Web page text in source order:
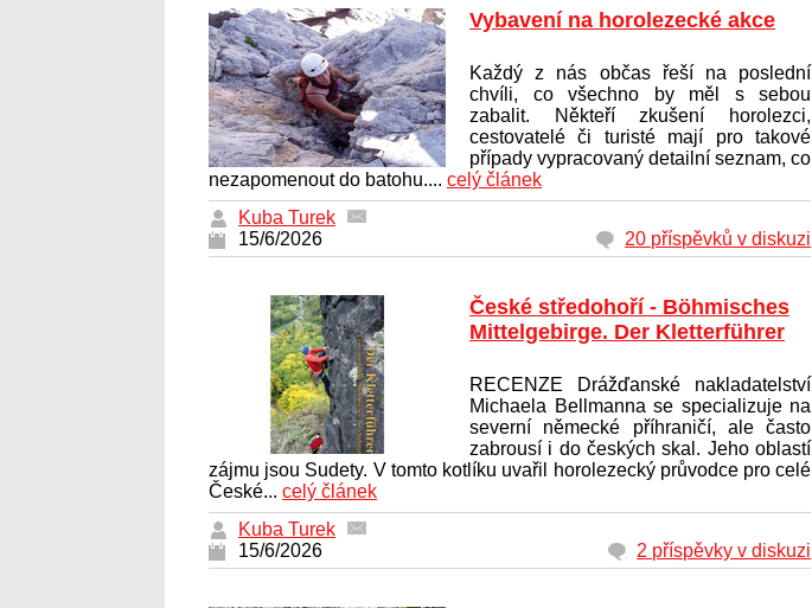
Vybavení na horolezecké akce
Každý z nás občas řeší na poslední
chvíli, co všechno by měl s sebou
zabalit. Někteří zkušení horolezci,
cestovatelé či turisté mají pro takové
případy vypracovaný detailní seznam, co
nezapomenout do batohu.... celý článek
Kuba Turek
15/6/2026
20 příspěvků v diskuzi
České středohoří - Böhmisches
Mittelgebirge. Der Kletterführer
RECENZE Drážďanské nakladatelství
Michaela Bellmanna se specializuje na
severní německé příhraničí, ale často
zabrousí i do českých skal. Jeho oblastí
zájmu jsou Sudety. V tomto kotlíku uvařil horolezecký průvodce pro celé
České... celý článek
Kuba Turek
15/6/2026
2 příspěvky v diskuzi